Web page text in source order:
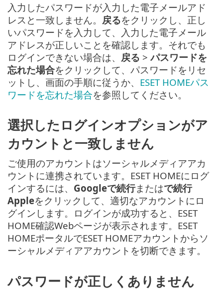
入力したパスワードが入力した電子メールアド
レスと一致しません。 戻るをクリックし、正し
いパスワードを入力して、入力した電子メール
アドレスが正しいことを確認します。それでも
ログインできない場合は、 戻る >パスワードを
忘れた場合をクリックして、パスワードをリセ
ットし、画面の手順に従うか、 ESET HOMEパス
ワードを忘れた場合を参照してください。
選択したログインオプションがア
カウントと一致しません
ご使用のアカウントはソーシャルメディアアカ
ウントに連携されています。ESET HOMEにログ
インするには、 Googleで続行またはで続行
Appleをクリックして、適切なアカウントにロ
グインします。ログインが成功すると、ESET
HOME確認Webページが表示されます。ESET
HOMEポータルでESET HOMEアカウントからソ
ーシャルメディアアカウントを切断できます。
パスワードが正しくありません